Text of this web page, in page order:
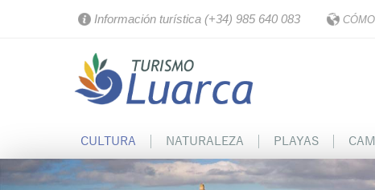
Información turística (+34) 985 640 083
CULTURA NATURALEZA PLAYAS